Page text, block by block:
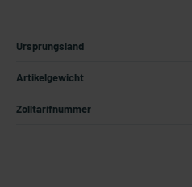
Ursprungsland
Artikelgewicht
Zolltarifnummer